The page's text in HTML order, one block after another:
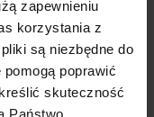
zapewnieniu
korzystania z
są niezbędne do
poprawić
skuteczność
Państwo